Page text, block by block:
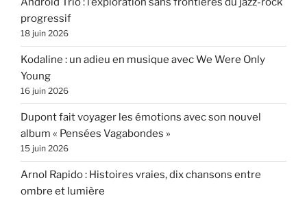
progressif
18 juin 2026
Kodaline : un adieu en musique avec We Were Only
Young
16 juin 2026
Dupont fait voyager les émotions avec son nouvel
album « Pensées Vagabondes »
15 juin 2026
Arnol Rapido : Histoires vraies, dix chansons entre
ombre et lumière